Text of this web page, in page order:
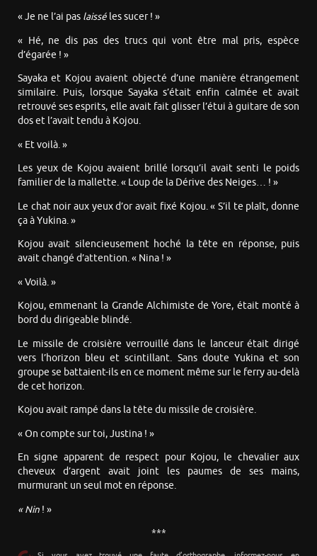
« Je ne l’ai pas laissé les sucer ! »
« Hé, ne dis pas des trucs qui vont être mal pris, espèce
d’égarée ! »
Sayaka et Kojou avaient objecté d’une manière étrangement
similaire. Puis, lorsque Sayaka s’était enfin calmée et avait
retrouvé ses esprits, elle avait fait glisser l’étui à guitare de son
dos et l’avait tendu à Kojou.
« Et voilà. »
Les yeux de Kojou avaient brillé lorsqu’il avait senti le poids
familier de la mallette. « Loup de la Dérive des Neiges… ! »
Le chat noir aux yeux d’or avait fixé Kojou. « S’il te plaît, donne
ça à Yukina. »
Kojou avait silencieusement hoché la tête en réponse, puis
avait changé d’attention. « Nina ! »
« Voilà. »
Kojou, emmenant la Grande Alchimiste de Yore, était monté à
bord du dirigeable blindé.
Le missile de croisière verrouillé dans le lanceur était dirigé
vers l’horizon bleu et scintillant. Sans doute Yukina et son
groupe se battaient-ils en ce moment même sur le ferry au-delà
de cet horizon.
Kojou avait rampé dans la tête du missile de croisière.
« On compte sur toi, Justina ! »
En signe apparent de respect pour Kojou, le chevalier aux
cheveux d’argent avait joint les paumes de ses mains,
murmurant un seul mot en réponse.
« Nin ! »
***